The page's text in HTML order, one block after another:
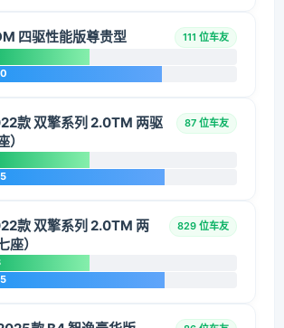
四驱性能版尊贵型 111 位车友
款 双擎系列 2.0TM 两驱
）
87 位车友
款 双擎系列 2.0TM 两
座）
829 位车友